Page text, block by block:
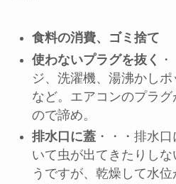
食料の消費、ゴミ捨て
使わないプラグを抜く
ジ、洗濯機、湯沸かし
など。エアコンのプラ
ので諦め。
排水口に蓋・・・排水口
いて虫が出てきたりし
うですが、乾燥して水位